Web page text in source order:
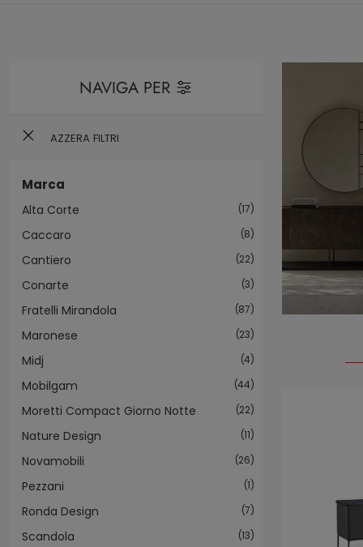
NAVIGA PER
AZZERA FILTRI
Marca
Alta Corte 17
Caccaro 8
Cantiero 22
Conarte 3
Fratelli Mirandola 87
Maronese 23
Midj 4
Mobilgam 44
Moretti Compact Giorno Notte 22
Nature Design 11
Novamobili 26
Pezzani 1
Ronda Design 7
Scandola 13